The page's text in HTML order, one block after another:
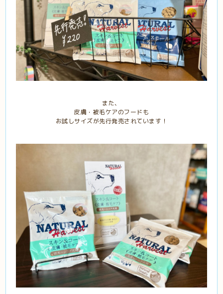
また、
皮膚・被毛ケアのフードも
お試しサイズが先行発売されています！